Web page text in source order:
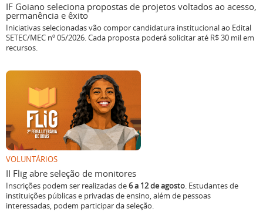
IF Goiano seleciona propostas de projetos voltados ao acesso,
permanência e êxito
Iniciativas selecionadas vão compor candidatura institucional ao Edital
SETEC/MEC nº 05/2026. Cada proposta poderá solicitar até R$ 30 mil em
recursos.
VOLUNTÁRIOS
II Flig abre seleção de monitores
Inscrições podem ser realizadas de6 a 12 de agosto. Estudantes de
instituições públicas e privadas de ensino, além de pessoas
interessadas, podem participar da seleção.